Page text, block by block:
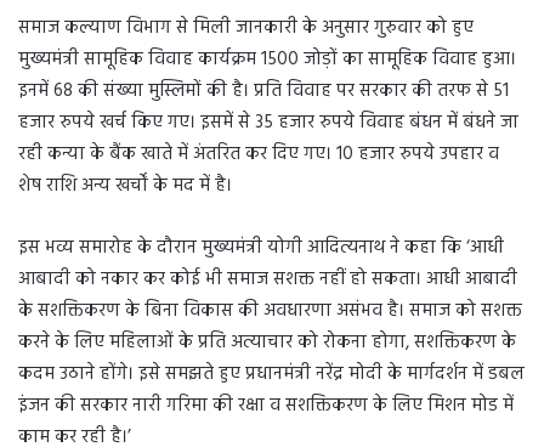
समाज कल्याण विभाग से मिली जानकारी के अनुसार गुरुवार को हुए
मुख्यमंत्री सामूहिक विवाह कार्यक्रम 1500 जोड़ों का सामूहिक विवाह हुआ।
इनमें 68 की संख्या मुस्लिमों की है। प्रति विवाह पर सरकार की तरफ से 51
हजार रुपये खर्च किए गए। इसमें से 35 हजार रुपये विवाह बंधन में बंधने जा
रही कन्या के बैंक खाते में अंतरित कर दिए गए। 10 हजार रुपये उपहार व
शेष राशि अन्य खर्चों के मद में है।
इस भव्य समारोह के दौरान मुख्यमंत्री योगी आदित्यनाथ ने कहा कि ‘आधी
आबादी को नकार कर कोई भी समाज सशक्त नहीं हो सकता। आधी आबादी
के सशक्तिकरण के बिना विकास की अवधारणा असंभव है। समाज को सशक्त
करने के लिए महिलाओं के प्रति अत्याचार को रोकना होगा, सशक्तिकरण के
कदम उठाने होंगे। इसे समझते हुए प्रधानमंत्री नरेंद्र मोदी के मार्गदर्शन में डबल
इंजन की सरकार नारी गरिमा की रक्षा व सशक्तिकरण के लिए मिशन मोड में
काम कर रही है।’